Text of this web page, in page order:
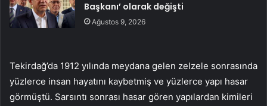
Başkanı’ olarak değişti
Ağustos 9, 2026
Tekirdağ’da 1912 yılında meydana gelen zelzele sonrasında
yüzlerce insan hayatını kaybetmiş ve yüzlerce yapı hasar
görmüştü. Sarsıntı sonrası hasar gören yapılardan kimileri